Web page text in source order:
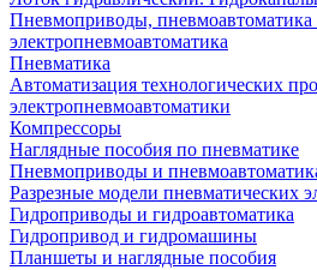
Пневмоприводы, пневмоавтоматика
электропневмоавтоматика
Пневматика
Автоматизация технологических
электропневмоавтоматики
Компрессоры
Наглядные пособия по пневматике
Пневмоприводы и
Разрезные модели пневматических
Гидроприводы и гидроавтоматика
Гидропривод и гидромашины
Планшеты и наглядные пособия